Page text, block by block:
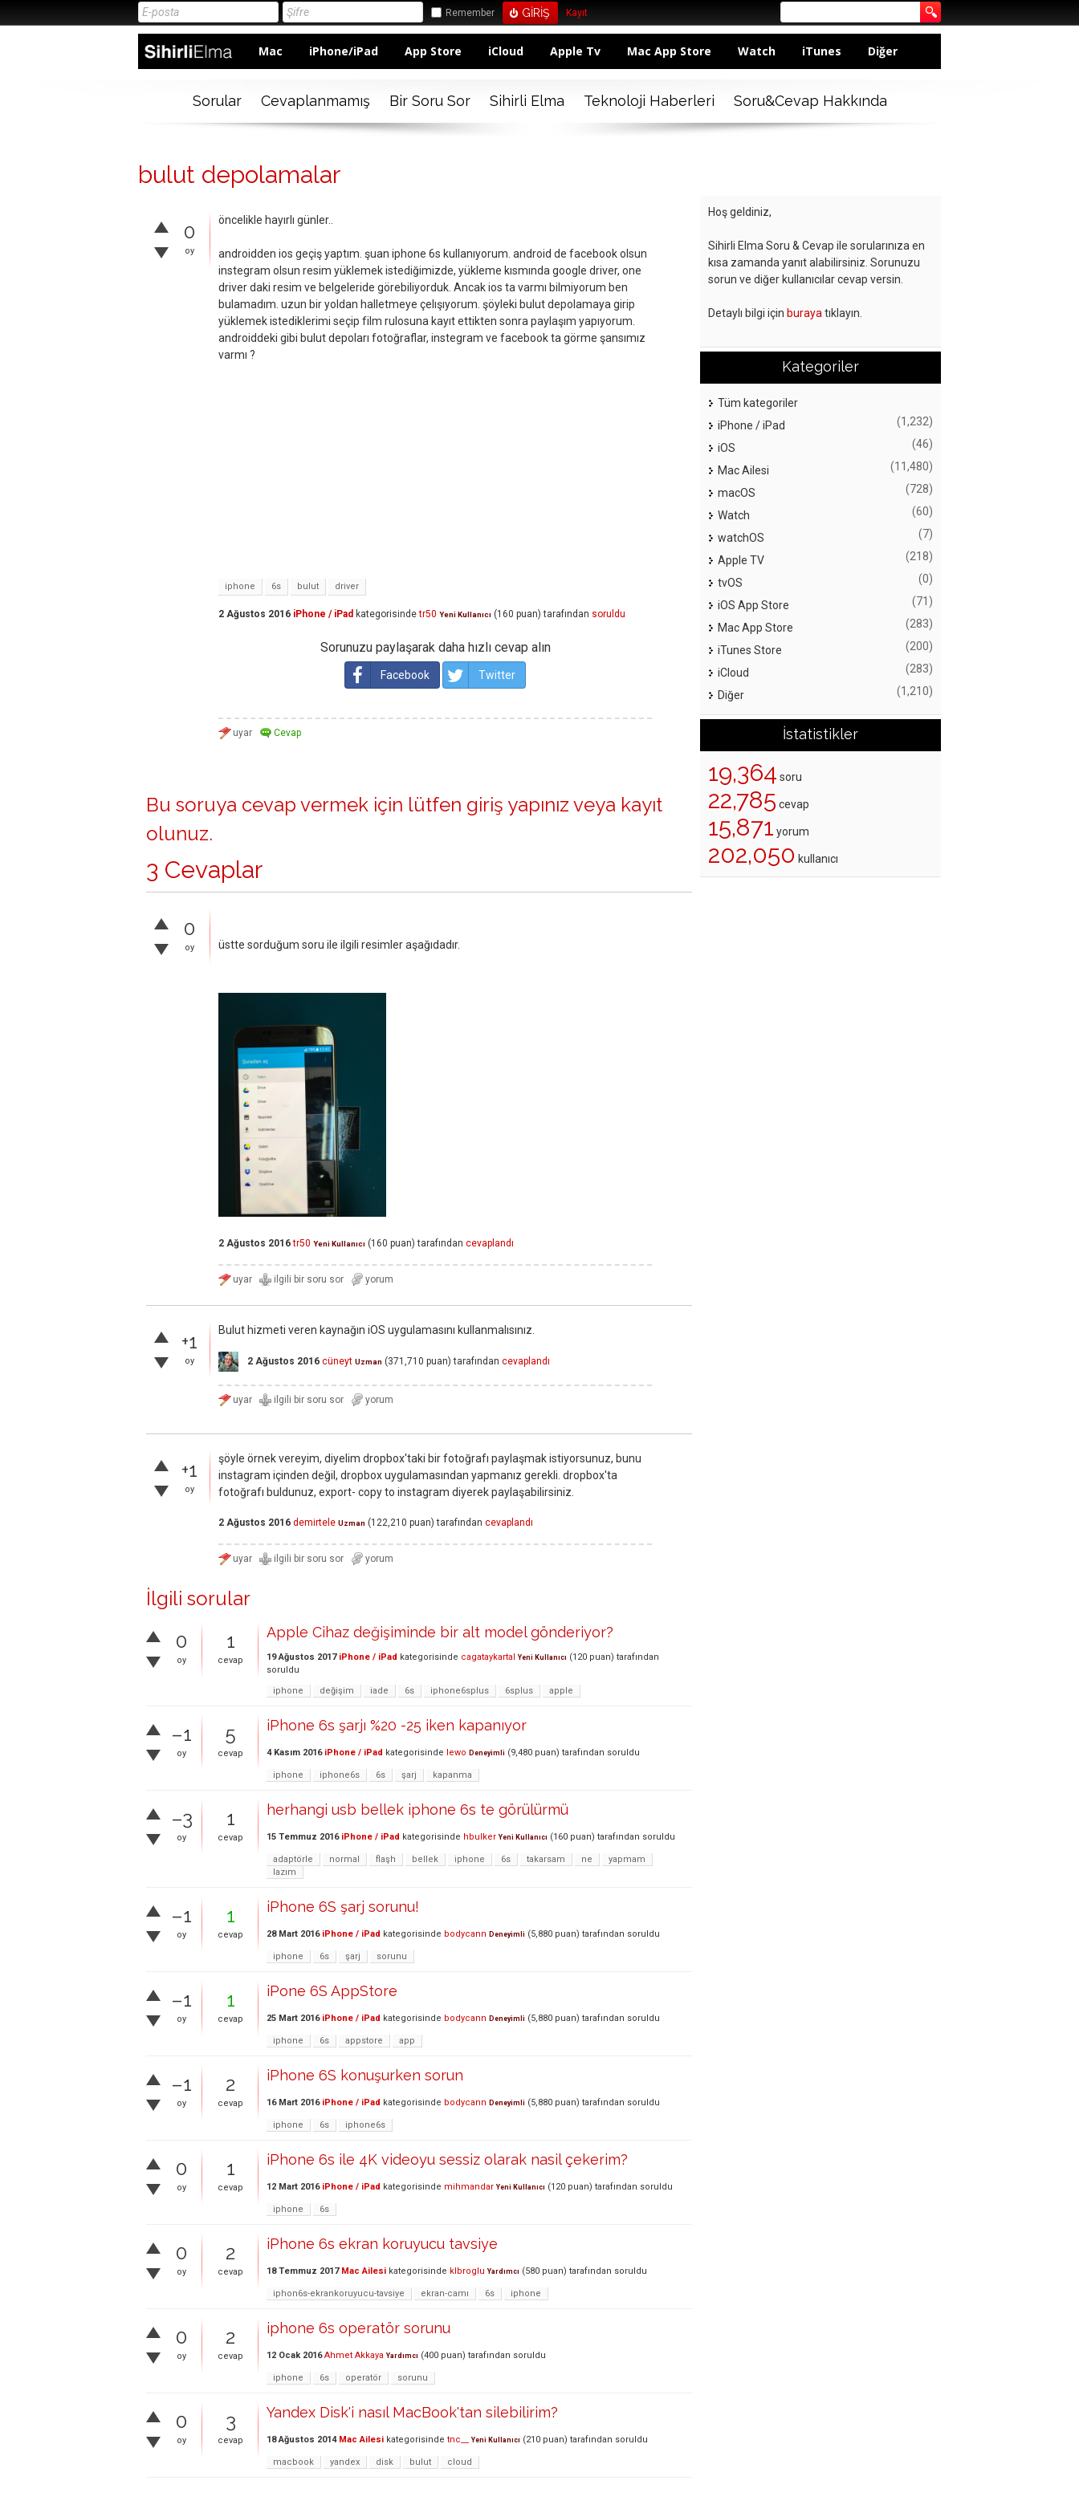
Remember Kayıt
Mac iPhone/iPad App Store iCloud Apple Tv Mac App Store Watch iTunes Diğer
Sorular Cevaplanmamış Bir Soru Sor Sihirli Elma Teknoloji Haberleri Soru&Cevap Hakkında
bulut depolamalar
0
oy
öncelikle hayırlı günler..
androidden ios geçiş yaptım. şuan iphone 6s kullanıyorum. android de facebook olsun
instegram olsun resim yüklemek istediğimizde, yükleme kısmında google driver, one
driver daki resim ve belgeleride görebiliyorduk. Ancak ios ta varmı bilmiyorum ben
bulamadım. uzun bir yoldan halletmeye çelışıyorum. şöyleki bulut depolamaya girip
yüklemek istediklerimi seçip film rulosuna kayıt ettikten sonra paylaşım yapıyorum.
androiddeki gibi bulut depoları fotoğraflar, instegram ve facebook ta görme şansımız
varmı ?
iphone 6s bulut driver
2 Ağustos 2016 iPhone / iPad kategorisinde tr50 Yeni Kullanıcı (160 puan) tarafından soruldu
Sorunuzu paylaşarak daha hızlı cevap alın
Facebook Twitter
Bu soruya cevap vermek için lütfen giriş yapınız veya kayıt
olunuz.
3 Cevaplar
0
oy üstte sorduğum soru ile ilgili resimler aşağıdadır.
2 Ağustos 2016 tr50 Yeni Kullanıcı (160 puan) tarafından cevaplandı
+1
oy
Bulut hizmeti veren kaynağın iOS uygulamasını kullanmalısınız.
2 Ağustos 2016 cüneyt Uzman (371,710 puan) tarafından cevaplandı
+1
oy
şöyle örnek vereyim, diyelim dropbox'taki bir fotoğrafı paylaşmak istiyorsunuz, bunu
instagram içinden değil, dropbox uygulamasından yapmanız gerekli. dropbox'ta
fotoğrafı buldunuz, export- copy to instagram diyerek paylaşabilirsiniz.
2 Ağustos 2016 demirtele Uzman (122,210 puan) tarafından cevaplandı
İlgili sorular
0
oy
1
cevap
Apple Cihaz değişiminde bir alt model gönderiyor?
19 Ağustos 2017 iPhone / iPad kategorisinde cagataykartal Yeni Kullanıcı (120 puan) tarafından
soruldu
iphone
değişim iade 6s iphone6splus 6splus apple
–1
oy
5
cevap
iPhone 6s şarjı %20 -25 iken kapanıyor
4 Kasım 2016 iPhone / iPad kategorisinde lewo Deneyimli (9,480 puan) tarafından soruldu
iphone iphone6s 6s şarj kapanma
–3
oy
1
cevap
herhangi usb bellek iphone 6s te görülürmü
15 Temmuz 2016 iPhone / iPad kategorisinde hbulker Yeni Kullanıcı (160 puan) tarafından soruldu
adaptörle normal flaşh bellek iphone 6s takarsam ne
yapmam
lazım
–1
oy
1
cevap
iPhone 6S şarj sorunu!
28 Mart 2016 iPhone / iPad kategorisinde bodycann Deneyimli (5,880 puan) tarafından soruldu
iphone 6s şarj sorunu
–1
oy
1
cevap
iPone 6S AppStore
25 Mart 2016 iPhone / iPad kategorisinde bodycann Deneyimli (5,880 puan) tarafından soruldu
iphone 6s appstore app
–1
oy
2
cevap
iPhone 6S konuşurken sorun
16 Mart 2016 iPhone / iPad kategorisinde bodycann Deneyimli (5,880 puan) tarafından soruldu
iphone 6s iphone6s
0
oy
1
cevap
iPhone 6s ile 4K videoyu sessiz olarak nasil çekerim?
12 Mart 2016 iPhone / iPad kategorisinde mihmandar Yeni Kullanıcı (120 puan) tarafından soruldu
iphone 6s
0
oy
2
cevap
iPhone 6s ekran koruyucu tavsiye
18 Temmuz 2017 Mac Ailesi kategorisinde klbroglu Yardımcı (580 puan) tarafından soruldu
iphon6s-ekrankoruyucu-tavsiye ekran-camı 6s iphone
0
oy
2
cevap
iphone 6s operatör sorunu
12 Ocak 2016 Ahmet Akkaya Yardımcı (400 puan) tarafından soruldu
iphone 6s operatör sorunu
0
oy
3
cevap
Yandex Disk'i nasıl MacBook'tan silebilirim?
18 Ağustos 2014 Mac Ailesi kategorisinde tnc__ Yeni Kullanıcı (210 puan) tarafından soruldu
macbook yandex disk bulut cloud
Hoş geldiniz,
Sihirli Elma Soru & Cevap ile sorularınıza en
kısa zamanda yanıt alabilirsiniz. Sorunuzu
sorun ve diğer kullanıcılar cevap versin.
Detaylı bilgi için buraya tıklayın.
Kategoriler
Tüm kategoriler
iPhone / iPad
(1,232)
iOS (46)
Mac Ailesi (11,480)
macOS (728)
Watch (60)
watchOS (7)
Apple TV (218)
tvOS (0)
iOS App Store (71)
Mac App Store (283)
iTunes Store (200)
iCloud (283)
Diğer (1,210)
İstatistikler
19,364 soru
22,785 cevap
15,871 yorum
202,050 kullanıcı